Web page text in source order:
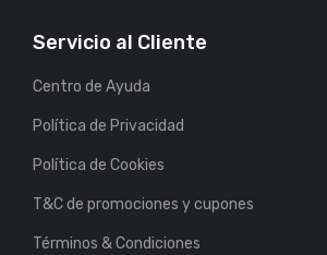
Servicio al Cliente
Centro de Ayuda
Política de Privacidad
Política de Cookies
T&C de promociones y cupones
Términos & Condiciones